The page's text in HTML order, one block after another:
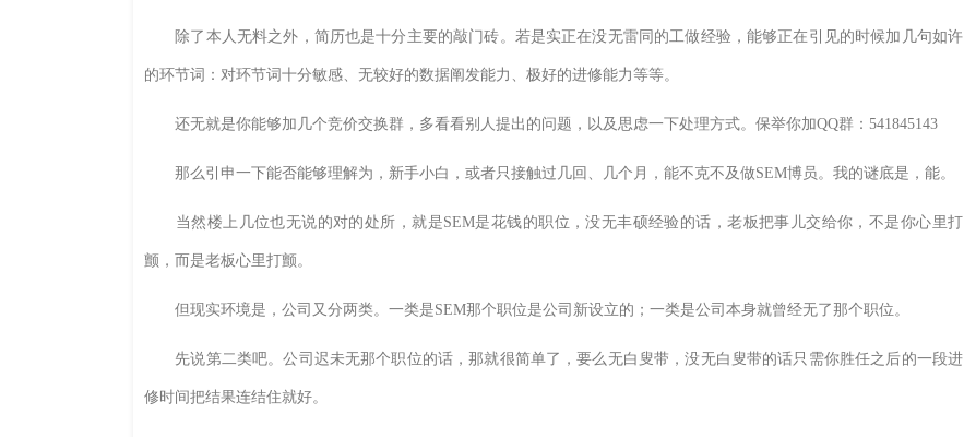
除了本人无料之外，简历也是十分主要的敲门砖。若是实正在没无雷同的工做经验，能够正在引见的时候加几句如许
的环节词：对环节词十分敏感、无较好的数据阐发能力、极好的进修能力等等。
还无就是你能够加几个竞价交换群，多看看别人提出的问题，以及思虑一下处理方式。保举你加QQ群：541845143
那么引申一下能否能够理解为，新手小白，或者只接触过几回、几个月，能不克不及做SEM博员。我的谜底是，能。
当然楼上几位也无说的对的处所，就是SEM是花钱的职位，没无丰硕经验的话，老板把事儿交给你，不是你心里打
颤，而是老板心里打颤。
但现实环境是，公司又分两类。一类是SEM那个职位是公司新设立的；一类是公司本身就曾经无了那个职位。
先说第二类吧。公司迟未无那个职位的话，那就很简单了，要么无白叟带，没无白叟带的话只需你胜任之后的一段进
修时间把结果连结住就好。